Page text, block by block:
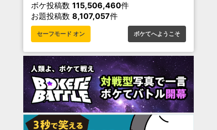
ボケ投稿数 115,506,460件
お題投稿数 8,107,057件
セーフモード オン ボケてへようこそ